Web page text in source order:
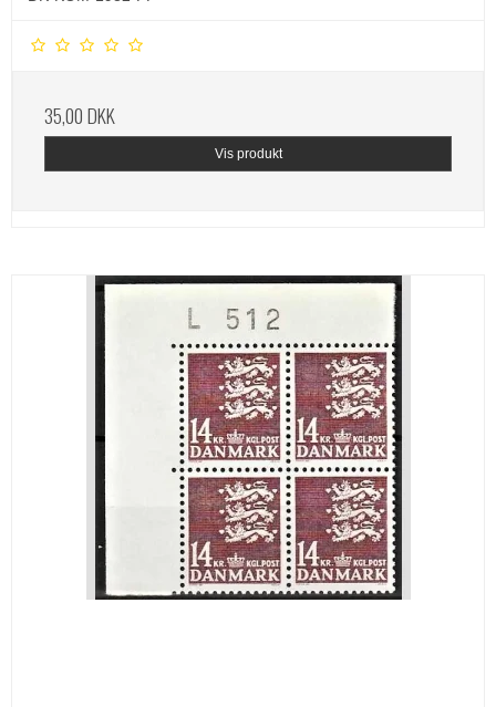
35,00 DKK
Vis produkt